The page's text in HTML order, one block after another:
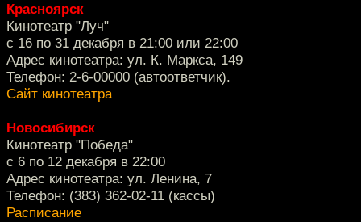
Красноярск
Кинотеатр "Луч"
с 16 по 31 декабря в 21:00 или 22:00
Адрес кинотеатра: ул. К. Маркса, 149
Телефон: 2-6-00000 (автоответчик).
Сайт кинотеатра
Новосибирск
Кинотеатр "Победа"
с 6 по 12 декабря в 22:00
Адрес кинотеатра: ул. Ленина, 7
Телефон: (383) 362-02-11 (кассы)
Расписание